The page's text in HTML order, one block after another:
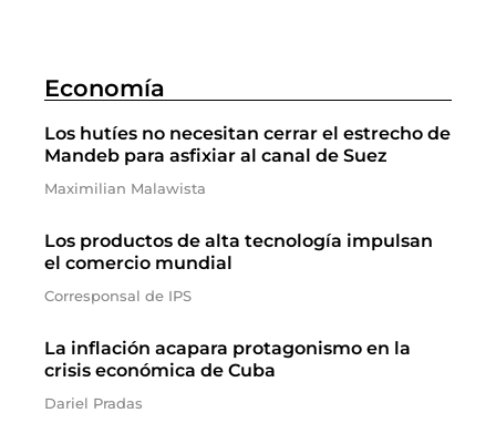
Economía
Los hutíes no necesitan cerrar el estrecho de
Mandeb para asfixiar al canal de Suez
Maximilian Malawista
Los productos de alta tecnología impulsan
el comercio mundial
Corresponsal de IPS
La inflación acapara protagonismo en la
crisis económica de Cuba
Dariel Pradas